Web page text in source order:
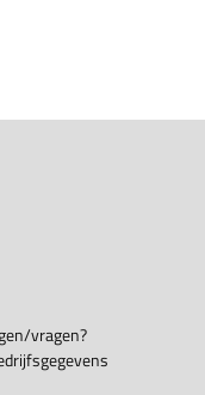
vragen?